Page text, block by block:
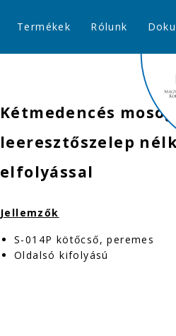
Termékek Rólunk
Kétmedencés
leeresztőszelep
elfolyással
Jellemzők
S-014P kötőcső, peremes
Oldalsó kifolyású